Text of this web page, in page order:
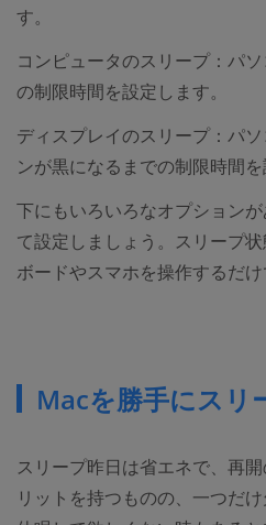
す。
コンピュータのスリープ：パ
の制限時間を設定します。
ディスプレイのスリープ：パ
ンが黒になるまでの制限時間を
下にもいろいろなオプション
て設定しましょう。スリープ
ボードやスマホを操作するだけ
Macを勝手にスリ
スリープ昨日は省エネで、再
リットを持つものの、一つだ